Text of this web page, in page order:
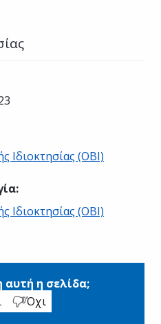
Ιδιοκτησίας (ΟΒΙ)
:
Ιδιοκτησίας (ΟΒΙ)
αυτή η σελίδα;
Όχι